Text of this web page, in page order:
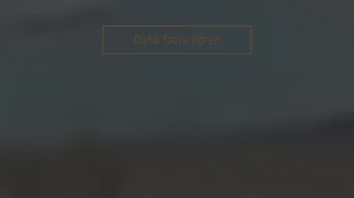
Daha fazla öğren